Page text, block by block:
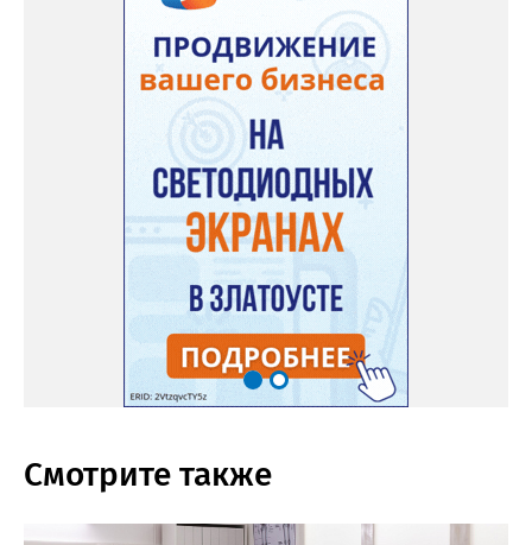
Смотрите также